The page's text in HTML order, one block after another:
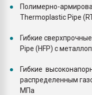
Полимерно-
Thermoplastic Pipe
Гибкие
Pipe (HFP) с
Гибкие
распределенным
МПа